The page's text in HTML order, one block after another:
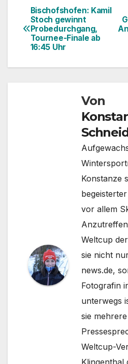
Bischofshofen: Kamil
Stoch gewinnt
Probedurchgang,
Tournee-Finale ab
16:45 Uhr
Von
Konstanze
vor allem
Weltcup
sie nicht
news.de,
Fotografin
unterwegs
sie
Weltcup-
Klingenthal